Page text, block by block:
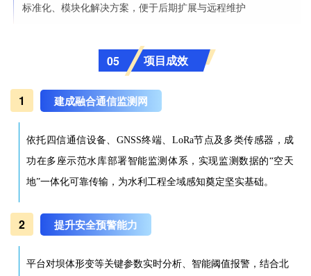
标准化、模块化解决方案，便于后期扩展与远程维护
05 项目成效
1 建成融合通信监测网
依托四信通信设备、GNSS终端、LoRa节点及多类传感器，成
功在多座示范水库部署智能监测体系，实现监测数据的“空天
地”一体化可靠传输，为水利工程全域感知奠定坚实基础。
2 提升安全预警能力
平台对坝体形变等关键参数实时分析、智能阈值报警，结合北